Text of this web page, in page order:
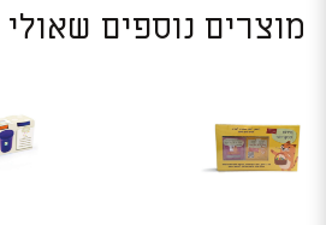
מוצרים נוספים שאולי